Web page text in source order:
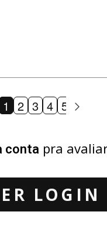
1 2 3 4 5 6
conta pra
LOGIN